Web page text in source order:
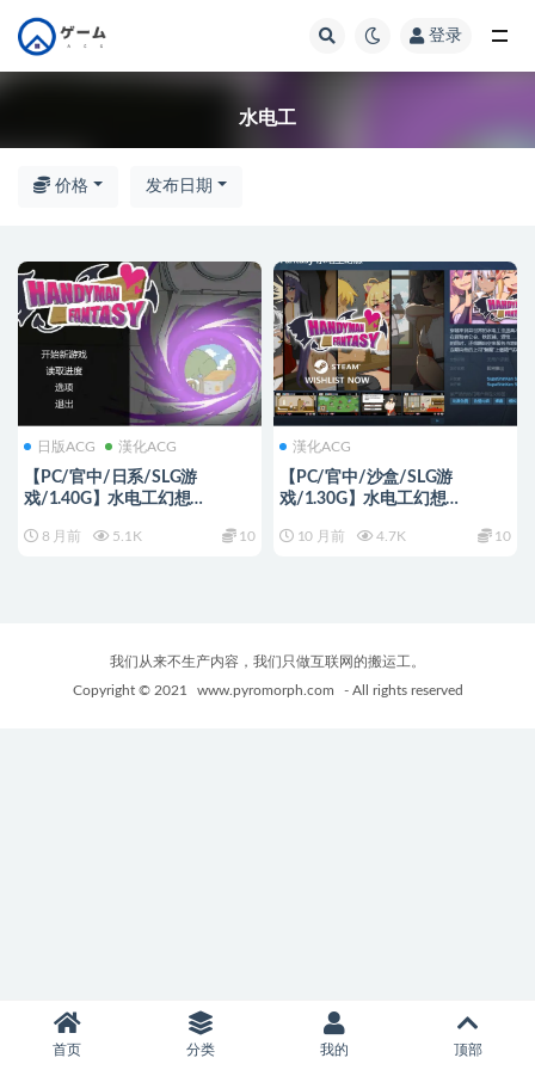
登录
水电工
价格 发布日期
日版ACG 漢化ACG
【PC/官中/日系/SLG游
戏/1.40G】水电工幻想
Ver25.12.19 DLC Vol.1-3 官方中
8 月前 5.1K 10
漢化ACG
【PC/官中/沙盒/SLG游
戏/1.30G】水电工幻想
Ver25.09.25 Vol. 1+Vol.2 官方中
10 月前 4.7K 10
我们从来不生产内容，我们只做互联网的搬运工。
Copyright © 2021
www.pyromorph.com - All rights reserved
首页 分类 我的 顶部